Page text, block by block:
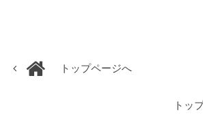
トップページへ
トッ